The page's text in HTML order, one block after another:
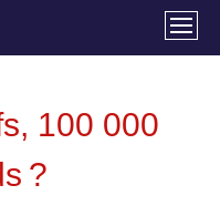
100 000
?